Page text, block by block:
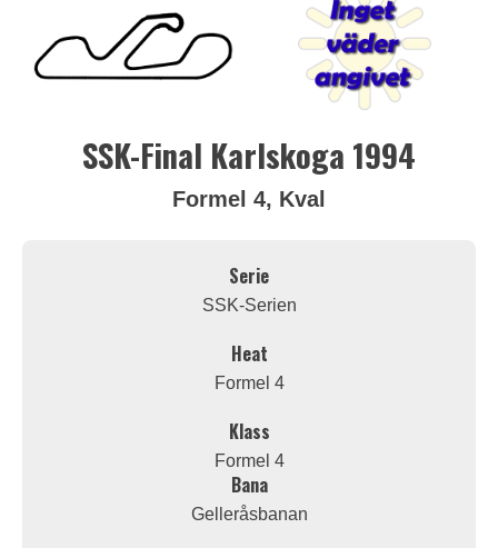
SSK-Final Karlskoga 1994
Formel 4, Kval
Serie
SSK-Serien
Heat
Formel 4
Klass
Formel 4
Bana
Gelleråsbanan